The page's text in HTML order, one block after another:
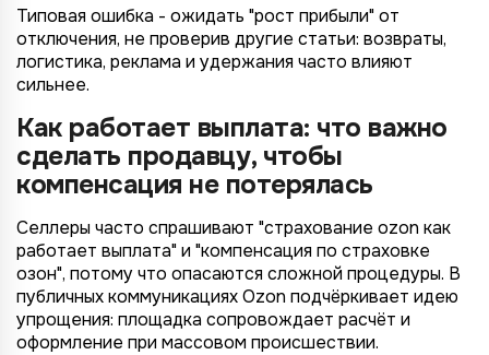
Типовая ошибка - ожидать "рост прибыли" от
отключения, не проверив другие статьи: возвраты,
логистика, реклама и удержания часто влияют
сильнее.
Как работает выплата: что важно
сделать продавцу, чтобы
компенсация не потерялась
Селлеры часто спрашивают "страхование ozon как
работает выплата" и "компенсация по страховке
озон", потому что опасаются сложной процедуры. В
публичных коммуникациях Ozon подчёркивает идею
упрощения: площадка сопровождает расчёт и
оформление при массовом происшествии.